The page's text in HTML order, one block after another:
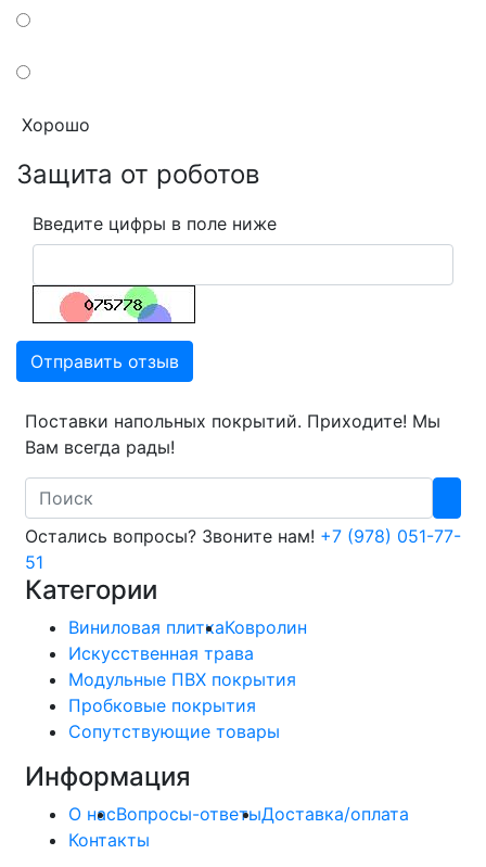
Хорошо
Защита от роботов
Введите цифры в поле ниже
Отправить отзыв
Поставки напольных покрытий. Приходите! Мы
Вам всегда рады!
Search
Остались вопросы? Звоните нам! +7 (978) 051-77-
51
Категории
Виниловая плиткаКовролин
Искусственная трава
Модульные ПВХ покрытия
Пробковые покрытия
Сопутствующие товары
Информация
О насВопросы-ответыДоставка/оплата
Контакты